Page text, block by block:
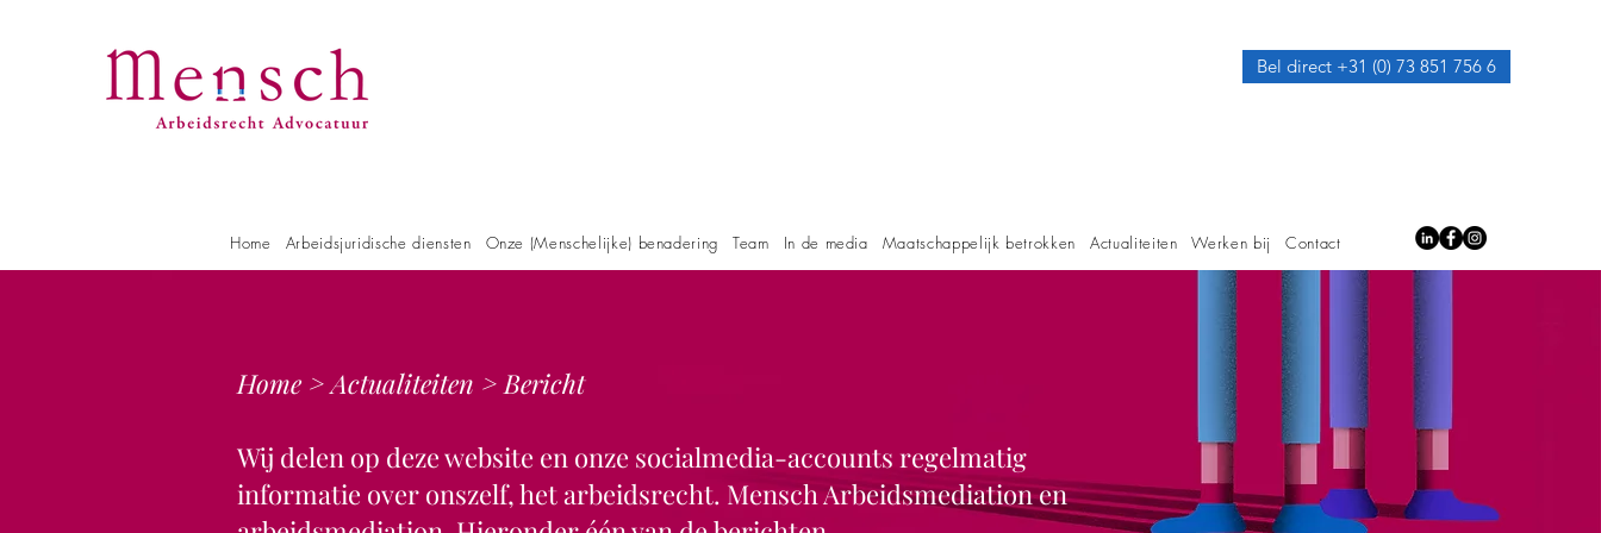
Bel direct +31 (0) 73 851 756 6
Home Arbeidsjuridische diensten Onze (Menschelijke) benadering Team In de media Maatschappelijk betrokken Actualiteiten Werken bij Contact
Home >Actualiteiten > Bericht
Wij delen op deze website en onze socialmedia-accounts regelmatig
informatie over onszelf, het arbeidsrecht. Mensch Arbeidsmediation en